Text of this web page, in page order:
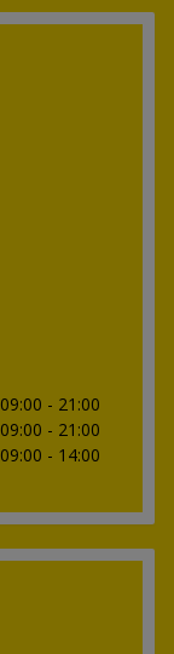
09:00 - 21:00
09:00 - 21:00
09:00 - 14:00